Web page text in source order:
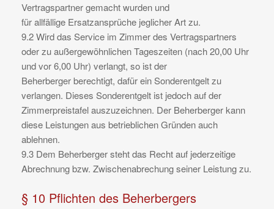
Vertragspartner gemacht wurden und
für allfällige Ersatzansprüche jeglicher Art zu.
9.2 Wird das Service im Zimmer des Vertragspartners
oder zu außergewöhnlichen Tageszeiten (nach 20,00 Uhr
und vor 6,00 Uhr) verlangt, so ist der
Beherberger berechtigt, dafür ein Sonderentgelt zu
verlangen. Dieses Sonderentgelt ist jedoch auf der
Zimmerpreistafel auszuzeichnen. Der Beherberger kann
diese Leistungen aus betrieblichen Gründen auch
ablehnen.
9.3 Dem Beherberger steht das Recht auf jederzeitige
Abrechnung bzw. Zwischenabrechung seiner Leistung zu.
§ 10 Pflichten des Beherbergers